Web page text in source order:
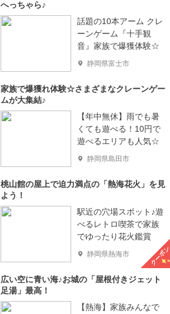
へっちゃら♪
話題の10本アーム クレ
ーンゲーム『十手観
音』家族で爆獲体験☆
静岡県富士市
家族で爆獲れ体験☆さまざまなクレーンゲー
ムが大集結♪
【年中無休】雨でも暑
くても遊べる！10円で
遊べるエリアも人気☆
静岡県島田市
桃山館の屋上で迫力満点の「熱海花火」を見
よう！
駅近の穴場スポット♪遊
べるレトロ喫茶で家族
でゆったり花火鑑賞
静岡県熱海市 クーポン
広い空に青い海♪お城の「屋根付きジェット
足湯」最高！
【熱海】家族みんなで